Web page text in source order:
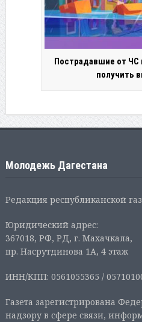
Пострадавшие от ЧС
получить
Молодежь Дагестана
Редакция республиканской
Юридический адрес:
367018, РФ, РД, г. Махачкала,
пр. Насрутдинова 1А, 4 этаж
ИНН/КПП: 0561055365 /
Газета зарегистрирована
надзору в сфере связи,